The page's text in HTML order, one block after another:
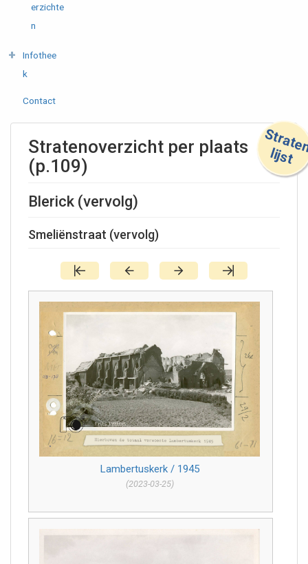
erzichte
n
Infothee
k
Contact
t
Stratenoverzicht per plaats
(p.109)
Blerick (vervolg)
Smeliënstraat (vervolg)
Lambertuskerk / 1945
(2023-03-25)